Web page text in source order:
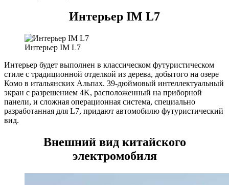
Интерьер IM L7
Интерьер IM L7
Интерьер будет выполнен в классическом футуристическом
стиле с традиционной отделкой из дерева, добытого на озере
Комо в итальянских Альпах. 39-дюймовый интеллектуальный
экран с разрешением 4K, расположенный на приборной
панели, и сложная операционная система, специально
разработанная для L7, придают автомобилю футуристический
вид.
Внешний вид китайского
электромобиля